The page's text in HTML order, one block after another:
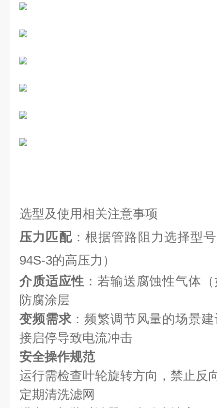
选型及使用相关注意事项
压力匹配：根据管路阻力选择型
94S-3的高压力）
介质适应性 ：若输送腐蚀性气体
防腐涂层
变频需求：频繁调节风量的场景
接启停导致电流冲击
安全操作规范
运行需检查叶轮旋转方向，禁止反
定期清洗滤网